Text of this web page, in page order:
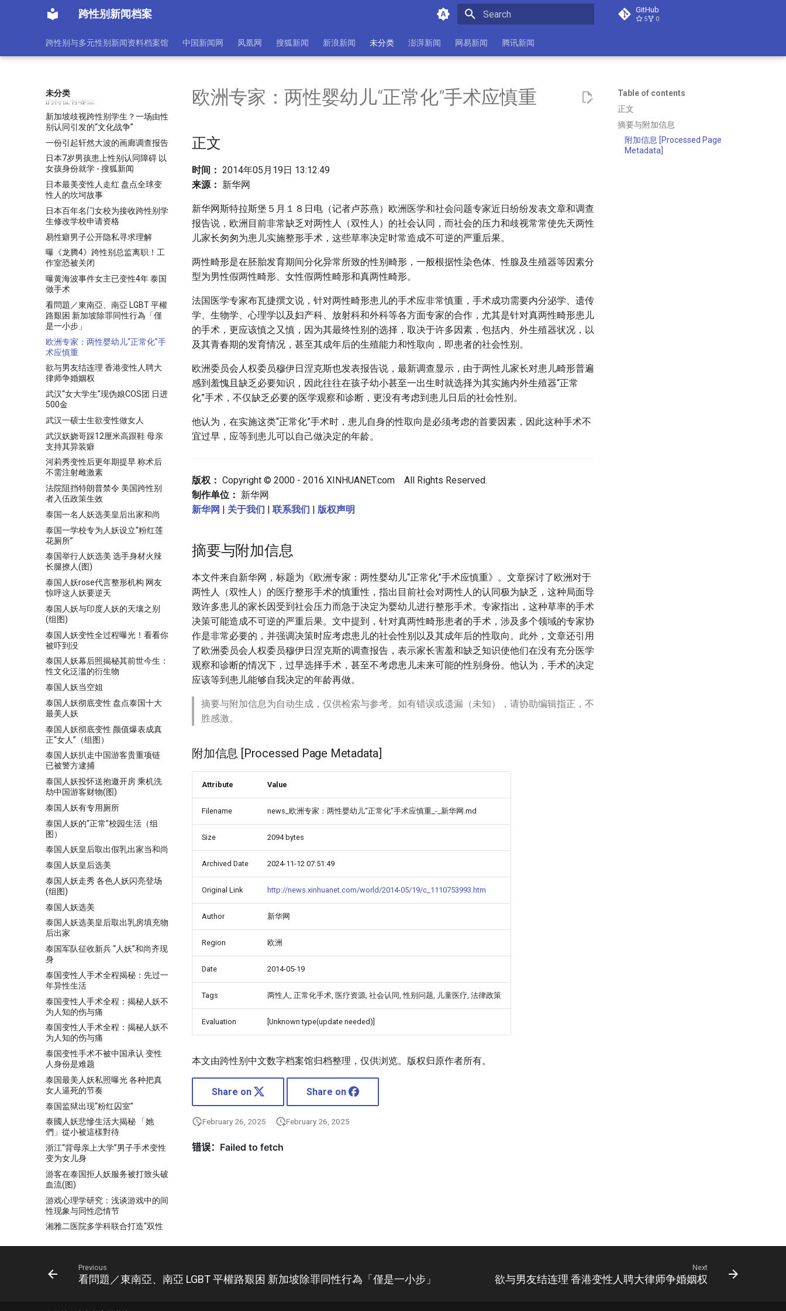
跨性别新闻档案 GitHub
5 0
跨性别与多元性别新闻资料档案馆 中国新闻网 凤凰网 搜狐新闻 新浪新闻 未分类 澎湃新闻 网易新闻 腾讯新闻
未分类
揭秘泰国“人妖小姐”的悲惨生活
(组图)
揭秘泰国变性手术旅游背后的秘密
(图)
教师男扮女装进女寝 异装癖患者
的特征有哪些
新加坡歧视跨性别学生？一场由性
别认同引发的“文化战争”
一份引起轩然大波的画廊调查报告
日本7岁男孩患上性别认同障碍 以
女孩身份就学 - 搜狐新闻
日本最美变性人走红 盘点全球变
性人的坎坷故事
日本百年名门女校为接收跨性别学
生修改学校申请资格
易性癖男子公开隐私寻求理解
曝《龙腾4》跨性别总监离职！工
作室恐被关闭
曝黄海波事件女主已变性4年 泰国
做手术
看問題／東南亞、南亞 LGBT 平權
路艱困 新加坡除罪同性行為「僅
是一小步」
欧洲专家：两性婴幼儿“正常化”手
术应慎重
欲与男友结连理 香港变性人聘大
律师争婚姻权
武汉“女大学生”现伪娘COS团 日进
500金
武汉一硕士生欲变性做女人
武汉妖娆哥踩12厘米高跟鞋 母亲
支持其异装癖
河莉秀变性后更年期提早 称术后
不需注射雌激素
法院阻挡特朗普禁令 美国跨性别
者入伍政策生效
泰国一名人妖选美皇后出家和尚
泰国一学校专为人妖设立“粉红莲
花厕所”
泰国举行人妖选美 选手身材火辣
长腿撩人(图)
泰国人妖rose代言整形机构 网友
惊呼这人妖要逆天
泰国人妖与印度人妖的天壤之别
(组图)
泰国人妖变性全过程曝光！看看你
被吓到没
泰国人妖幕后照揭秘其前世今生：
性文化泛滥的衍生物
泰国人妖当空姐
泰国人妖彻底变性 盘点泰国十大
最美人妖
泰国人妖彻底变性 颜值爆表成真
正“女人”（组图）
泰国人妖扒走中国游客贵重项链
已被警方逮捕
泰国人妖投怀送抱邀开房 乘机洗
劫中国游客财物(图)
泰国人妖有专用厕所
泰国人妖的“正常”校园生活（组
图）
泰国人妖皇后取出假乳出家当和尚
泰国人妖皇后选美
泰国人妖走秀 各色人妖闪亮登场
(组图)
泰国人妖选美
泰国人妖选美皇后取出乳房填充物
后出家
泰国军队征收新兵 “人妖”和尚齐现
身
泰国变性人手术全程揭秘：先过一
年异性生活
泰国变性人手术全程：揭秘人妖不
为人知的伤与痛
泰国变性人手术全程：揭秘人妖不
为人知的伤与痛
泰国变性手术不被中国承认 变性
人身份是难题
泰国最美人妖私照曝光 各种把真
女人逼死的节奏
泰国监狱出现“粉红囚室”
泰國人妖悲慘生活大揭秘 「她
們」從小被這樣對待
浙江“背母亲上大学”男子手术变性
变为女儿身
游客在泰国拒人妖服务被打致头破
血流(图)
游戏心理学研究：浅谈游戏中的间
性现象与同性恋情节
湘雅二医院多学科联合打造“双性
父亲夜市摆摊致富 台湾男子挥霍
Table of contents
正文
摘要与附加信息
附加信息 [Processed Page
Metadata]
欧洲专家：两性婴幼儿“正常化”手术应慎重
正文
时间： 2014年05月19日 13:12:49
来源： 新华网
新华网斯特拉斯堡５月１８日电（记者卢苏燕）欧洲医学和社会问题专家近日纷纷发表文章和调查
报告说，欧洲目前非常缺乏对两性人（双性人）的社会认同，而社会的压力和歧视常常使先天两性
儿家长匆匆为患儿实施整形手术，这些草率决定时常造成不可逆的严重后果。
两性畸形是在胚胎发育期间分化异常所致的性别畸形，一般根据性染色体、性腺及生殖器等因素分
型为男性假两性畸形、女性假两性畸形和真两性畸形。
法国医学专家布瓦捷撰文说，针对两性畸形患儿的手术应非常慎重，手术成功需要内分泌学、遗传
学、生物学、心理学以及妇产科、放射科和外科等各方面专家的合作，尤其是针对真两性畸形患儿
的手术，更应该慎之又慎，因为其最终性别的选择，取决于许多因素，包括内、外生殖器状况，以
及其青春期的发育情况，甚至其成年后的生殖能力和性取向，即患者的社会性别。
欧洲委员会人权委员穆伊日涅克斯也发表报告说，最新调查显示，由于两性儿家长对患儿畸形普遍
感到羞愧且缺乏必要知识，因此往往在孩子幼小甚至一出生时就选择为其实施内外生殖器“正常
化”手术，不仅缺乏必要的医学观察和诊断，更没有考虑到患儿日后的社会性别。
他认为，在实施这类“正常化”手术时，患儿自身的性取向是必须考虑的首要因素，因此这种手术不
宜过早，应等到患儿可以自己做决定的年龄。
版权： Copyright © 2000 - 2016 XINHUANET.com All Rights Reserved.
制作单位： 新华网
新华网 | 关于我们 | 联系我们 | 版权声明
摘要与附加信息
本文件来自新华网，标题为《欧洲专家：两性婴幼儿“正常化”手术应慎重》。文章探讨了欧洲对于
两性人（双性人）的医疗整形手术的慎重性，指出目前社会对两性人的认同极为缺乏，这种局面导
致许多患儿的家长因受到社会压力而急于决定为婴幼儿进行整形手术。专家指出，这种草率的手术
决策可能造成不可逆的严重后果。文中提到，针对真两性畸形患者的手术，涉及多个领域的专家协
作是非常必要的，并强调决策时应考虑患儿的社会性别以及其成年后的性取向。此外，文章还引用
了欧洲委员会人权委员穆伊日涅克斯的调查报告，表示家长害羞和缺乏知识使他们在没有充分医学
观察和诊断的情况下，过早选择手术，甚至不考虑患儿未来可能的性别身份。他认为，手术的决定
应该等到患儿能够自我决定的年龄再做。
摘要与附加信息为自动生成，仅供检索与参考。如有错误或遗漏（未知），请协助编辑指正，不
胜感激。
附加信息 [Processed Page Metadata]
Attribute Value
Filename news_欧洲专家：两性婴幼儿“正常化”手术应慎重_-_新华网.md
Size 2094 bytes
Archived Date 2024-11-12 07:51:49
Original Link http://news.xinhuanet.com/world/2014-05/19/c_1110753993.htm
Author 新华网
Region 欧洲
Date 2014-05-19
Tags 两性人, 正常化手术, 医疗资源, 社会认同, 性别问题, 儿童医疗, 法律政策
Evaluation [Unknown type(update needed)]
本文由跨性别中文数字档案馆归档整理，仅供浏览。版权归原作者所有。
Share on Share on
February 26, 2025 February 26, 2025
Previous
看問題／東南亞、南亞 LGBT 平權路艱困 新加坡除罪同性行為「僅是一小步」
Next
欲与男友结连理 香港变性人聘大律师争婚姻权